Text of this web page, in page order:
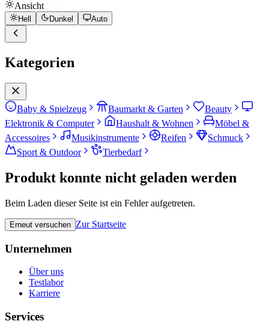
Ansicht
Hell Dunkel Auto
Kategorien
Baby & Spielzeug Baumarkt & Garten
Beauty
Elektronik & Computer
Haushalt & Wohnen
Möbel &
Accessoires
Musikinstrumente Reifen
Schmuck
Sport & Outdoor
Tierbedarf
Produkt konnte nicht geladen werden
Beim Laden dieser Seite ist ein Fehler aufgetreten.
Erneut versuchen Zur Startseite
Unternehmen
Über uns
Testlabor
Karriere
Services